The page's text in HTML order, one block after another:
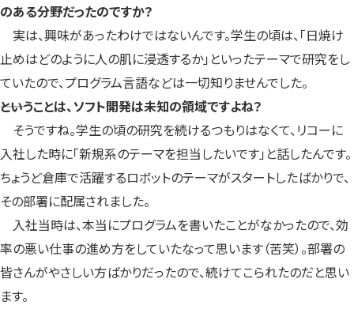
のある分野だったのですか？
実は、興味があったわけではないんです。学生の頃は、「日焼け
止めはどのように人の肌に浸透するか」といったテーマで研究をし
ていたので、プログラム言語などは一切知りませんでした。
――ということは、ソフト開発は未知の領域ですよね？
そうですね。学生の頃の研究を続けるつもりはなくて、リコーに
入社した時に「新規系のテーマを担当したいです」と話したんです。
ちょうど倉庫で活躍するロボットのテーマがスタートしたばかりで、
その部署に配属されました。
入社当時は、本当にプログラムを書いたことがなかったので、効
率の悪い仕事の進め方をしていたなって思います（苦笑）。部署の
皆さんがやさしい方ばかりだったので、続けてこられたのだと思い
ます。